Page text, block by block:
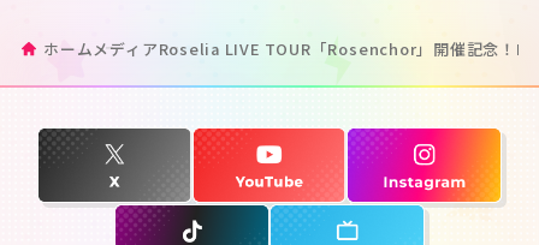
ホームメディアRoselia LIVE TOUR「Rosenchor」開催記念！